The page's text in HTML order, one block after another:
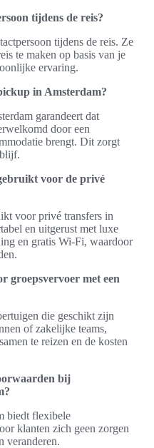
tijdens de reis?
tijdens de reis. Ze
te maken op basis van je
ervaring.
in Amsterdam?
garandeert dat
door een
brengt. Dit zorgt
voor de privé
voor privé transfers in
en uitgerust met luxe
en gratis Wi-Fi, waardoor
groepsvervoer met een
die geschikt zijn
of zakelijke teams,
te reizen en de kosten
bij
biedt flexibele
klanten zich geen zorgen
veranderen.